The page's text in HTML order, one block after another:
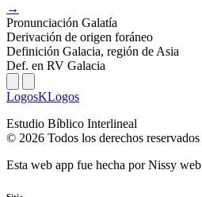
→
Pronunciación Galatía
Derivación de origen foráneo
Definición Galacia, región de Asia
Def. en RV Galacia
LogosKLogos
Estudio Bíblico Interlineal
© 2026 Todos los derechos reservados
Esta web app fue hecha porNissy web